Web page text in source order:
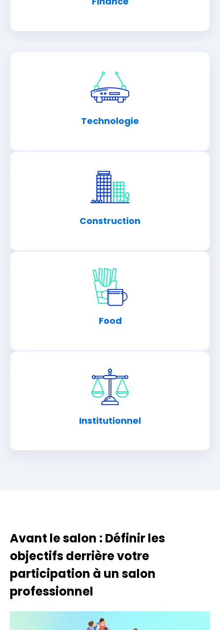
Technologie
Construction
Food
Institutionnel
Avant le salon : Définir les
objectifs derrière votre
participation à un salon
professionnel